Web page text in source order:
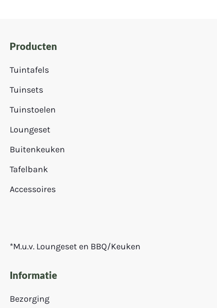
Producten
Tuintafels
Tuinsets
Tuinstoelen
Loungeset
Buitenkeuken
Tafelbank
Accessoires
*M.u.v. Loungeset en BBQ/Keuken
Informatie
Bezorging